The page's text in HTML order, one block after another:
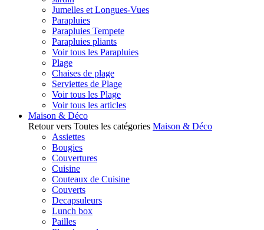
Jumelles et Longues-Vues
Parapluies
Parapluies Tempete
Parapluies pliants
Voir tous les Parapluies
Plage
Chaises de plage
Serviettes de Plage
Voir tous les Plage
Voir tous les articles
Maison & Déco
Retour vers Toutes les catégories Maison & Déco
Assiettes
Bougies
Couvertures
Cuisine
Couteaux de Cuisine
Couverts
Decapsuleurs
Lunch box
Pailles